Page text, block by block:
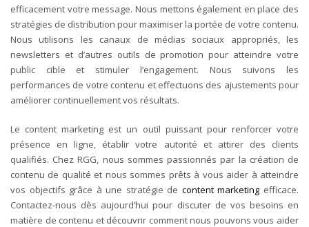
efficacement votre message. Nous mettons également en place des
stratégies de distribution pour maximiser la portée de votre contenu.
Nous utilisons les canaux de médias sociaux appropriés, les
newsletters et d’autres outils de promotion pour atteindre votre
public cible et stimuler l’engagement. Nous suivons les
performances de votre contenu et effectuons des ajustements pour
améliorer continuellement vos résultats.
Le content marketing est un outil puissant pour renforcer votre
présence en ligne, établir votre autorité et attirer des clients
qualifiés. Chez RGG, nous sommes passionnés par la création de
contenu de qualité et nous sommes prêts à vous aider à atteindre
vos objectifs grâce à une stratégie de content marketing efficace.
Contactez-nous dès aujourd’hui pour discuter de vos besoins en
matière de contenu et découvrir comment nous pouvons vous aider